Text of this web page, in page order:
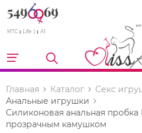
МТС Life :) A1
Главная Каталог
Секс
Анальные игрушки
Силиконовая анальная пробка
прозрачным камушком